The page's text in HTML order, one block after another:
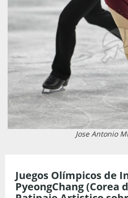
Jose Antonio
Juegos Olímpicos de
PyeongChang (Corea